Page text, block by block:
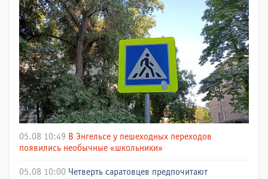
05.08 10:49 В Энгельсе у пешеходных переходов
появились необычные «школьники»
05.08 10:00 Четверть саратовцев предпочитают